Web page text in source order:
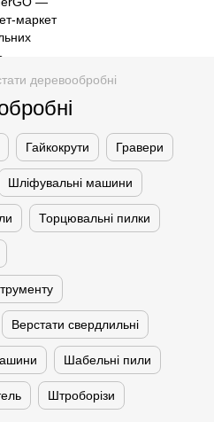
деревообробні
Гайкокрути Гравери
Шліфувальні машини
Торцювальні пилки
Верстати свердлильні
Шабельні пили
Штроборізи